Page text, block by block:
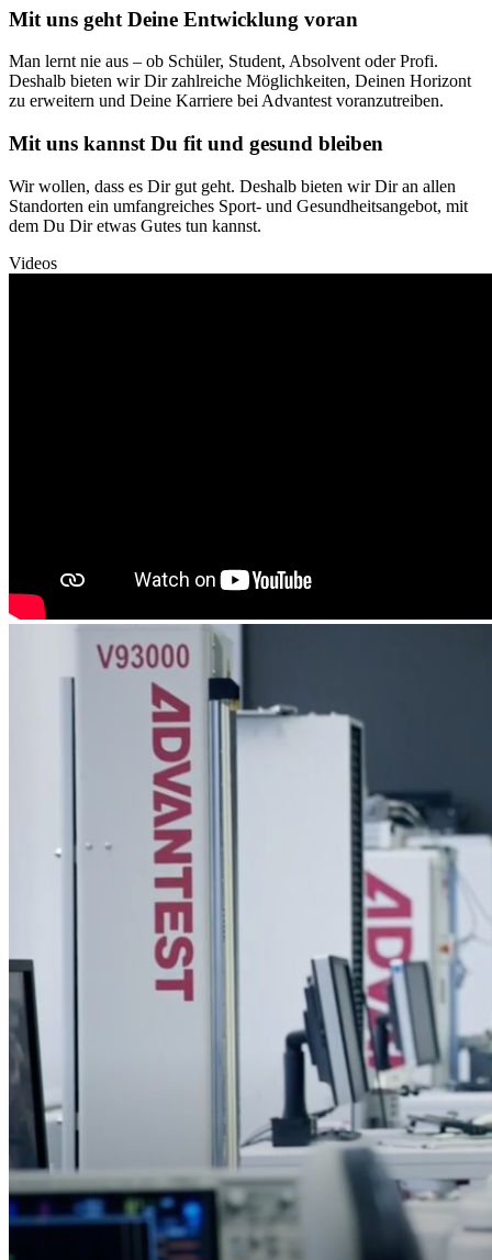
Mit uns geht Deine Entwicklung voran
Man lernt nie aus – ob Schüler, Student, Absolvent oder Profi.
Deshalb bieten wir Dir zahlreiche Möglichkeiten, Deinen Horizont
zu erweitern und Deine Karriere bei Advantest voranzutreiben.
Mit uns kannst Du fit und gesund bleiben
Wir wollen, dass es Dir gut geht. Deshalb bieten wir Dir an allen
Standorten ein umfangreiches Sport- und Gesundheitsangebot, mit
dem Du Dir etwas Gutes tun kannst.
Videos